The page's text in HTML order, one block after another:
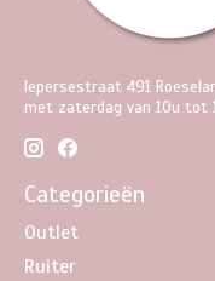
Iepersestraat 491
met zaterdag van 10u tot
Categorieën
Outlet
Ruiter